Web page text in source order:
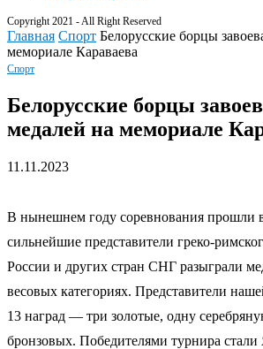
Copyright 2021 - All Right Reserved
Главная Спорт Белорусские борцы
мемориале Караваева
Спорт
Белорусские борцы
медалей на мемориале
11.11.2023
В нынешнем году соревнования прошли
сильнейшие представители греко-
России и других стран СНГ разыграли
весовых категориях. Представители
13 наград — три золотые, одну
бронзовых. Победителями турнира